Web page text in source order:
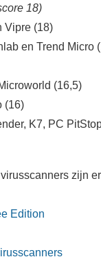
18)
Vipre (18)
en Trend Micro
(16,5)
(16)
K7, PC
zijn
Edition